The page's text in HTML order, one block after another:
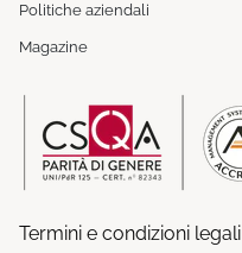
Politiche aziendali
Magazine
Termini e condizioni legali